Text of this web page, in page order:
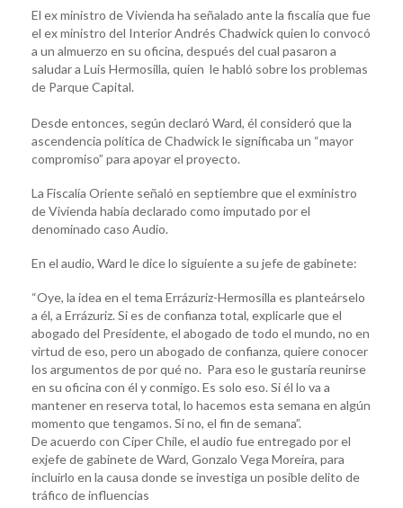
El ex ministro de Vivienda ha señalado ante la fiscalía que fue
el ex ministro del Interior Andrés Chadwick quien lo convocó
a un almuerzo en su oficina, después del cual pasaron a
saludar a Luis Hermosilla, quien le habló sobre los problemas
de Parque Capital.
Desde entonces, según declaró Ward, él consideró que la
ascendencia política de Chadwick le significaba un “mayor
compromiso” para apoyar el proyecto.
La Fiscalía Oriente señaló en septiembre que el exministro
de Vivienda había declarado como imputado por el
denominado caso Audio.
En el audio, Ward le dice lo siguiente a su jefe de gabinete:
“Oye, la idea en el tema Errázuriz-Hermosilla es planteárselo
a él, a Errázuriz. Si es de confianza total, explicarle que el
abogado del Presidente, el abogado de todo el mundo, no en
virtud de eso, pero un abogado de confianza, quiere conocer
los argumentos de por qué no. Para eso le gustaría reunirse
en su oficina con él y conmigo. Es solo eso. Si él lo va a
mantener en reserva total, lo hacemos esta semana en algún
momento que tengamos. Si no, el fin de semana”.
De acuerdo con Ciper Chile, el audio fue entregado por el
exjefe de gabinete de Ward, Gonzalo Vega Moreira, para
incluirlo en la causa donde se investiga un posible delito de
tráfico de influencias